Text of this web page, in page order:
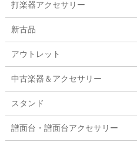
打楽器アクセサリー
新古品
アウトレット
中古楽器＆アクセサリー
スタンド
譜面台・譜面台アクセサリー